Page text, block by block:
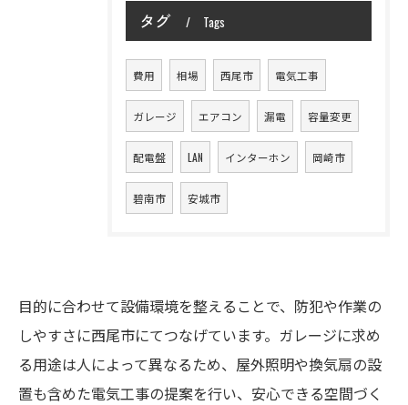
タグ Tags
費用 相場 西尾市 電気工事
ガレージ エアコン 漏電 容量変更
配電盤 LAN インターホン 岡崎市
碧南市 安城市
目的に合わせて設備環境を整えることで、防犯や作業の
しやすさに西尾市にてつなげています。ガレージに求め
る用途は人によって異なるため、屋外照明や換気扇の設
置も含めた電気工事の提案を行い、安心できる空間づく